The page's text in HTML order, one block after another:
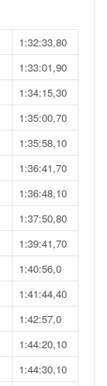
1:32:33,80
1:33:01,90
1:34:15,30
1:35:00,70
1:35:58,10
1:36:41,70
1:36:48,10
1:37:50,80
1:39:41,70
1:40:56,0
1:41:44,40
1:42:57,0
1:44:20,10
1:44:30,10